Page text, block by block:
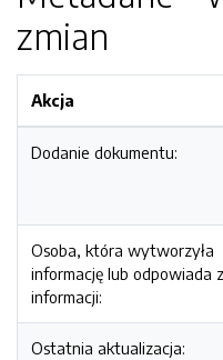
zmian
Akcja
Dodanie dokumentu:
Osoba, która wytworzyła
informację lub odpowiada
informacji:
Ostatnia aktualizacja: